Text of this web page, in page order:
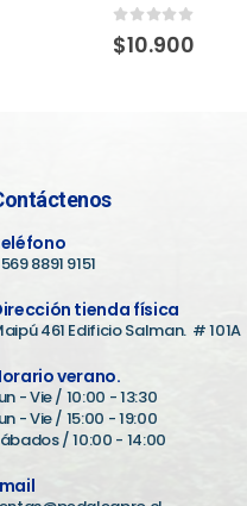
0 out of 5
$10.900
8891 9151
tienda física
461 Edificio Salman. # 101A
verano.
- Vie / 10:00 - 13:30
- Vie / 15:00 - 19:00
/ 10:00 - 14:00